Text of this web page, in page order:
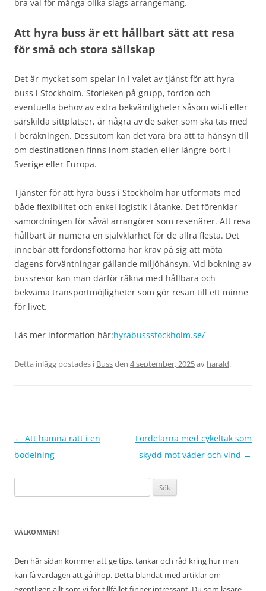
bra val för många olika slags arrangemang.
Att hyra buss är ett hållbart sätt att resa
för små och stora sällskap
Det är mycket som spelar in i valet av tjänst för att hyra
buss i Stockholm. Storleken på grupp, fordon och
eventuella behov av extra bekvämligheter såsom wi-fi eller
särskilda sittplatser, är några av de saker som ska tas med
i beräkningen. Dessutom kan det vara bra att ta hänsyn till
om destinationen finns inom staden eller längre bort i
Sverige eller Europa.
Tjänster för att hyra buss i Stockholm har utformats med
både flexibilitet och enkel logistik i åtanke. Det förenklar
samordningen för såväl arrangörer som resenärer. Att resa
hållbart är numera en självklarhet för de allra flesta. Det
innebär att fordonsflottorna har krav på sig att möta
dagens förväntningar gällande miljöhänsyn. Vid bokning av
bussresor kan man därför räkna med hållbara och
bekväma transportmöjligheter som gör resan till ett minne
för livet.
Läs mer information här:hyrabussstockholm.se/
Detta inlägg postades i Bussden 4 september, 2025av harald.
Inläggsnavigering
← Att hamna rätt i en
bodelning
Fördelarna med cykeltak som
skydd mot väder och vind →
efter:
VÄLKOMMEN!
Den här sidan kommer att ge tips, tankar och råd kring hur man
kan få vardagen att gå ihop. Detta blandat med artiklar om